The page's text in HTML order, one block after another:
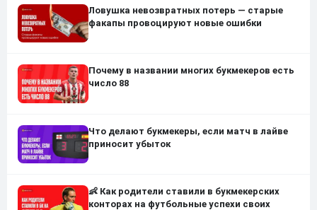
Ловушка невозвратных потерь — старые
факапы провоцируют новые ошибки
Почему в названии многих букмекеров есть
число 88
Что делают букмекеры, если матч в лайве
приносит убыток
👶 Как родители ставили в букмекерских
конторах на футбольные успехи своих